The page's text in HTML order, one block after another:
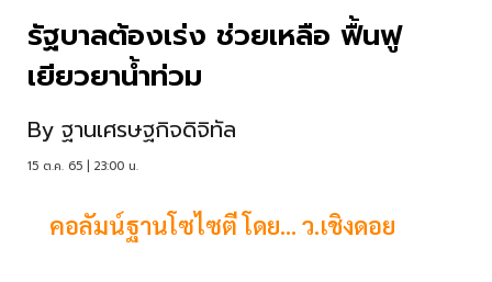
รัฐบาลต้องเร่ง ช่วยเหลือ ฟื้นฟู
เยียวยาน้ำท่วม
By ฐานเศรษฐกิจดิจิทัล
15 ต.ค. 65 | 23:00 น.
คอลัมน์ฐานโซไซตี โดย... ว.เชิงดอย